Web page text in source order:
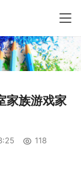
家族游戏家
118